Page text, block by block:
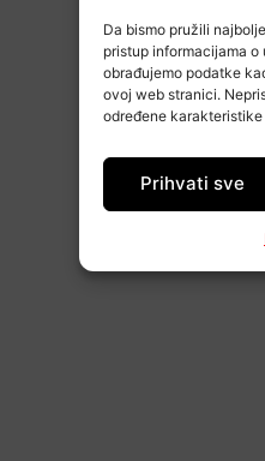
Da bismo pružili
pristup informacijama o
obrađujemo podatke
ovoj web stranici.
određene
Prihvati sve